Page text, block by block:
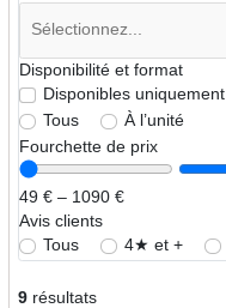
Disponibilité et format
Disponibles uniquement
Tous
À l’unité
Fourchette de prix
49 € – 1090 €
Avis clients
Tous
4★ et +
9résultats